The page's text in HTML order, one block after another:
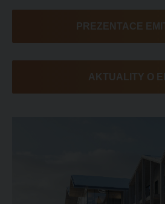
PREZENTACE
AKTUALITY O